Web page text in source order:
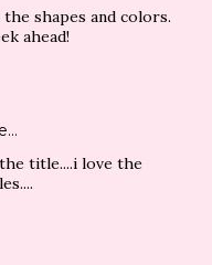
shapes and colors.
ahead!
title....i love the